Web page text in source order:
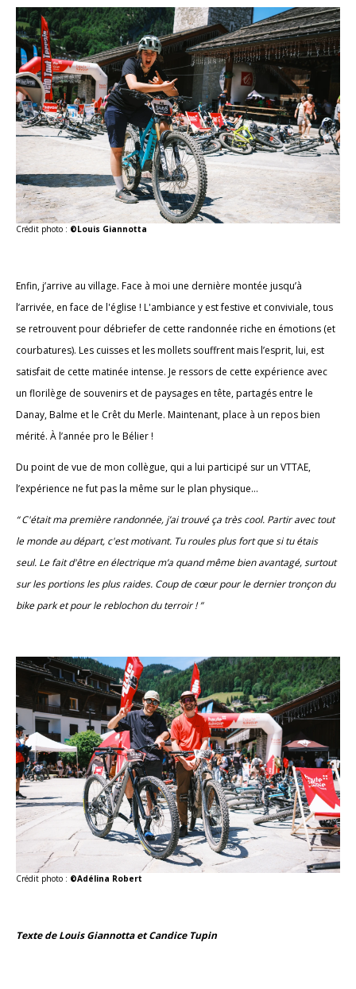
Crédit photo : ©Louis Giannotta
Enfin, j’arrive au village. Face à moi une dernière montée jusqu’à
l’arrivée, en face de l'église ! L'ambiance y est festive et conviviale, tous
se retrouvent pour débriefer de cette randonnée riche en émotions (et
courbatures). Les cuisses et les mollets souffrent mais l’esprit, lui, est
satisfait de cette matinée intense. Je ressors de cette expérience avec
un florilège de souvenirs et de paysages en tête, partagés entre le
Danay, Balme et le Crêt du Merle. Maintenant, place à un repos bien
mérité. À l’année pro le Bélier !
Du point de vue de mon collègue, qui a lui participé sur un VTTAE,
l’expérience ne fut pas la même sur le plan physique…
“ C'était ma première randonnée, j’ai trouvé ça très cool. Partir avec tout
le monde au départ, c'est motivant. Tu roules plus fort que si tu étais
seul. Le fait d'être en électrique m’a quand même bien avantagé, surtout
sur les portions les plus raides. Coup de cœur pour le dernier tronçon du
bike park et pour le reblochon du terroir ! ”
Crédit photo : ©Adélina Robert
Texte de Louis Giannotta et Candice Tupin